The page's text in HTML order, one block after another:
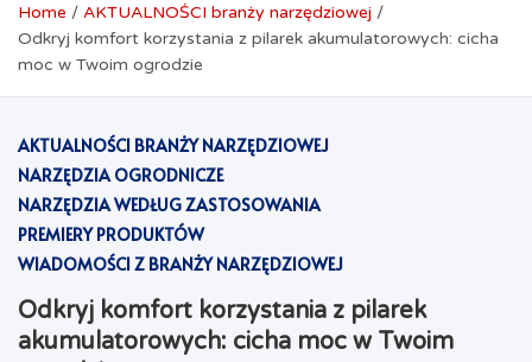
Home
AKTUALNOŚCI branży narzędziowej
Odkryj komfort korzystania z pilarek akumulatorowych: cicha
moc w Twoim ogrodzie
AKTUALNOŚCI BRANŻY NARZĘDZIOWEJ
NARZĘDZIA OGRODNICZE
NARZĘDZIA WEDŁUG ZASTOSOWANIA
PREMIERY PRODUKTÓW
WIADOMOŚCI Z BRANŻY NARZĘDZIOWEJ
Odkryj komfort korzystania z pilarek
akumulatorowych: cicha moc w Twoim